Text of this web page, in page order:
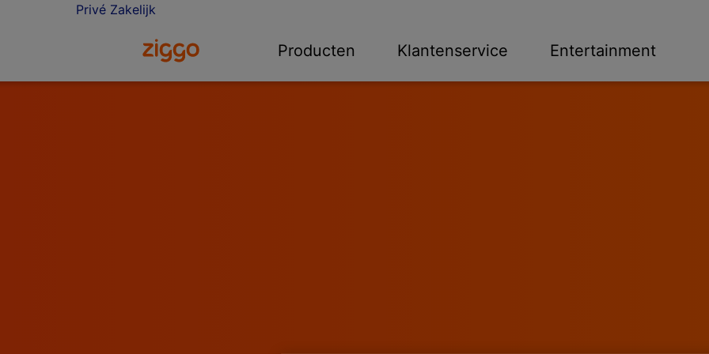
Privé Zakelijk
Ga naar de Ziggo homepageProducten Klantenservice Entertainment